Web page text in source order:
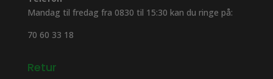
Mandag til fredag fra 0830 til 15:30 kan du ringe på:
70 60 33 18
Retur